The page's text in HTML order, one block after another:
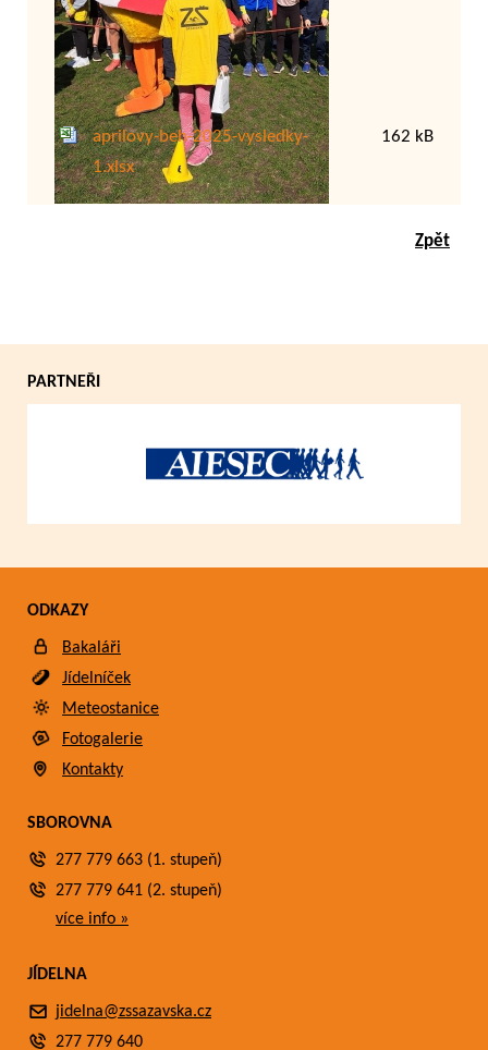
Přílohy:
aprilovy-beh-2025-vysledky-
1.xlsx
162 kB
Zpět
PARTNEŘI
ODKAZY
Bakaláři
Jídelníček
Meteostanice
Fotogalerie
Kontakty
SBOROVNA
277 779 663 (1. stupeň)
277 779 641 (2. stupeň)
více info »
JÍDELNA
jidelna@zssazavska.cz
277 779 640